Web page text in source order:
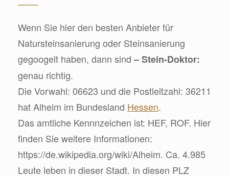
Wenn Sie hier den besten Anbieter für
Natursteinsanierung oder Steinsanierung
gegoogelt haben, dann sind– Stein-Doktor:
genau richtig.
Die Vorwahl: 06623 und die Postleitzahl: 36211
hat Alheim im Bundesland Hessen.
Das amtliche Kennnzeichen ist: HEF, ROF. Hier
finden Sie weitere Informationen:
https://de.wikipedia.org/wiki/Alheim. Ca. 4.985
Leute leben in dieser Stadt. In diesen PLZ